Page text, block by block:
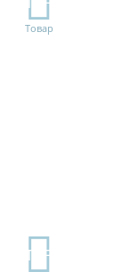
Товар
TOP